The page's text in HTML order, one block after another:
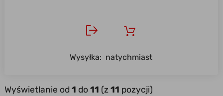
Wysyłka: natychmiast
Wyświetlanie od 1 do 11 (z 11 pozycji)